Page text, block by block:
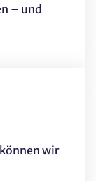
– und
wir